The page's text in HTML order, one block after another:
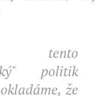
tento
politik
že